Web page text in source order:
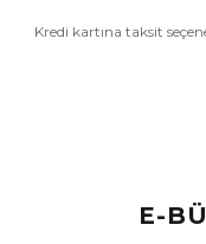
Kredi kartına taksit
E-